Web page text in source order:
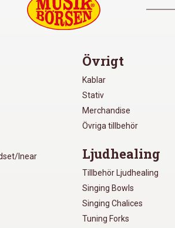
Inear
Övrigt
Kablar
Stativ
Merchandise
Övriga tillbehör
Ljudhealing
Tillbehör Ljudhealing
Singing Bowls
Singing Chalices
Tuning Forks